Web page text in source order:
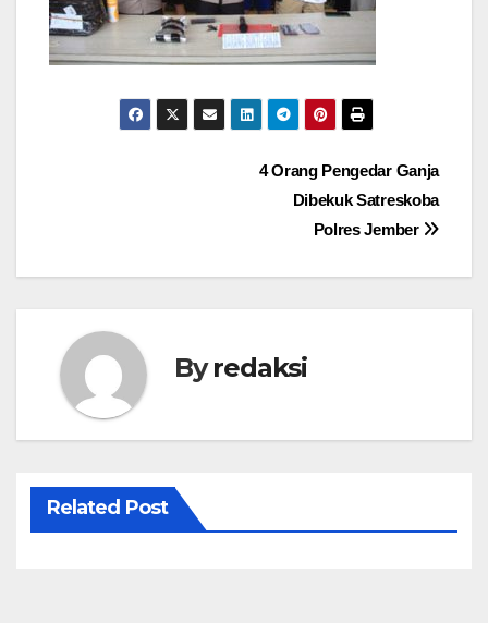
4 Orang Pengedar Ganja
Dibekuk Satreskoba
Polres Jember
Byredaksi
Related Post